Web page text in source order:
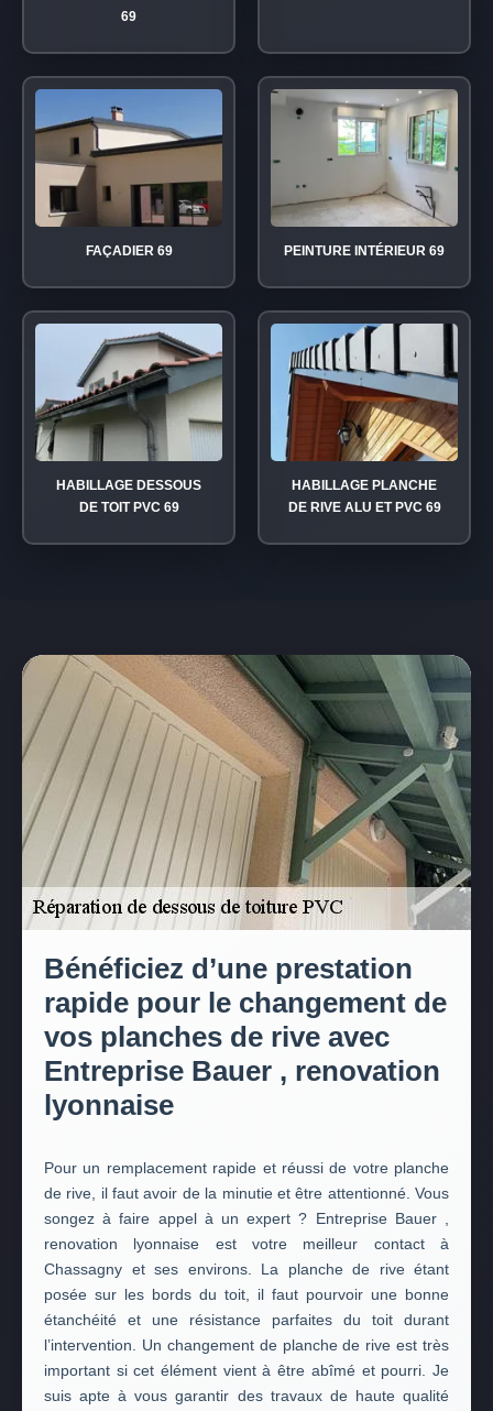
69
FAÇADIER 69 PEINTURE INTÉRIEUR 69
HABILLAGE DESSOUS
DE TOIT PVC 69
HABILLAGE PLANCHE
DE RIVE ALU ET PVC 69
Bénéficiez d’une prestation
rapide pour le changement de
vos planches de rive avec
Entreprise Bauer , renovation
lyonnaise
Pour un remplacement rapide et réussi de votre planche
de rive, il faut avoir de la minutie et être attentionné. Vous
songez à faire appel à un expert ? Entreprise Bauer ,
renovation lyonnaise est votre meilleur contact à
Chassagny et ses environs. La planche de rive étant
posée sur les bords du toit, il faut pourvoir une bonne
étanchéité et une résistance parfaites du toit durant
l’intervention. Un changement de planche de rive est très
important si cet élément vient à être abîmé et pourri. Je
suis apte à vous garantir des travaux de haute qualité